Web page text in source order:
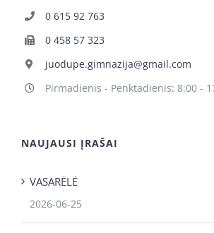
0 615 92 763
0 458 57 323
juodupe.gimnazija@gmail.com
Pirmadienis - Penktadienis: 8:00 -
NAUJAUSI ĮRAŠAI
VASARĖLĖ
2026-06-25